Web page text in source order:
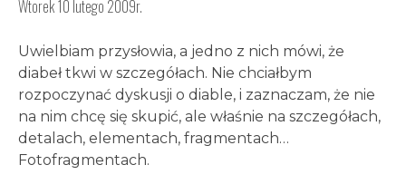
Wtorek 10 lutego 2009r.
Uwielbiam przysłowia, a jedno z nich mówi, że
diabeł tkwi w szczegółach. Nie chciałbym
rozpoczynać dyskusji o diable, i zaznaczam, że nie
na nim chcę się skupić, ale właśnie na szczegółach,
detalach, elementach, fragmentach…
Fotofragmentach.